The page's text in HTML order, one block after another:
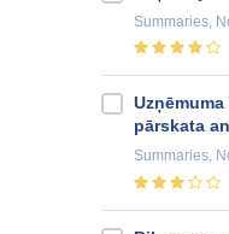
Summaries,
pārskata
Summaries,